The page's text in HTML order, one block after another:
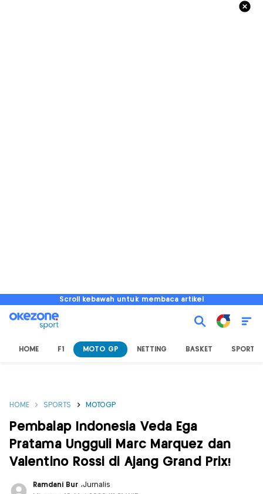
Scroll kebawah untuk membaca artikel
HOME F1 MOTO GP NETTING BASKET SPORT
HOME SPORTS MOTOGP
Pembalap Indonesia Veda Ega
Pratama Ungguli Marc Marquez dan
Valentino Rossi di Ajang Grand Prix!
Ramdani Bur ,Jurnalis